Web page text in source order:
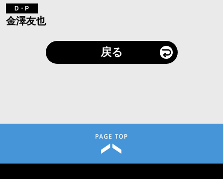
D・P
金澤友也
戻る